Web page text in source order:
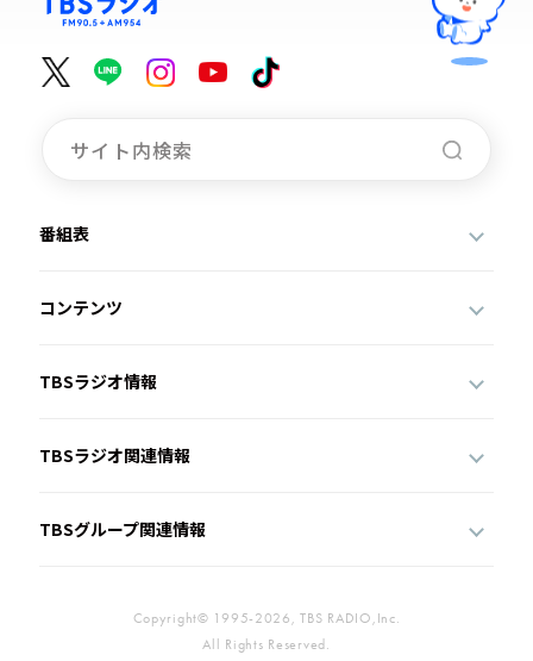
番組表
コンテンツ
TBSラジオ情報
TBSラジオ関連情報
TBSグループ関連情報
Copyright© 1995-2026, TBS RADIO,Inc.
All Rights Reserved.